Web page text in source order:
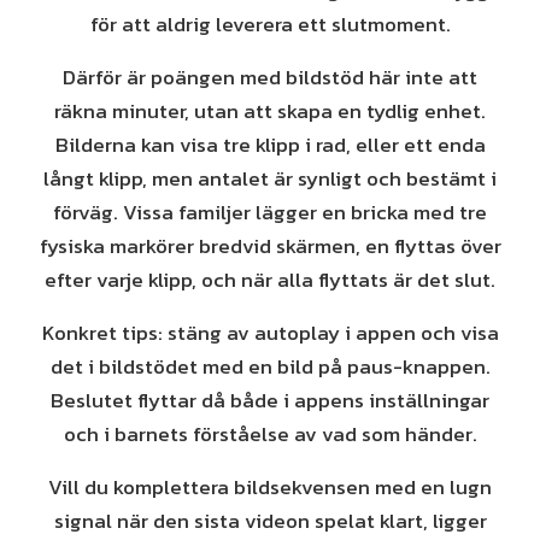
för att aldrig leverera ett slutmoment.
Därför är poängen med bildstöd här inte att
räkna minuter, utan att skapa en tydlig enhet.
Bilderna kan visa tre klipp i rad, eller ett enda
långt klipp, men antalet är synligt och bestämt i
förväg. Vissa familjer lägger en bricka med tre
fysiska markörer bredvid skärmen, en flyttas över
efter varje klipp, och när alla flyttats är det slut.
Konkret tips: stäng av autoplay i appen och visa
det i bildstödet med en bild på paus-knappen.
Beslutet flyttar då både i appens inställningar
och i barnets förståelse av vad som händer.
Vill du komplettera bildsekvensen med en lugn
signal när den sista videon spelat klart, ligger